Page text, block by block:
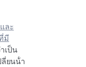
ละ
มี
เป็น
ลี่ยนน้ํา